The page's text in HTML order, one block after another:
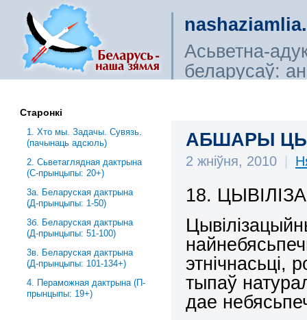
Асьветна-
беларусаў:
АБШАРЫ
2 жніўня, 2010 |
18.
этнічнасьці,
тыпаў
дае
Старонкі
1. Хто мы. Задачы. Сувязь.
(пачынаць адсюль)
2. Сьветаглядная дактрына
(С-прынцыпы: 20+)
3a. Беларуская дактрына
(Д-прынцыпы: 1-50)
3б. Беларуская дактрына
(Д-прынцыпы: 51-100)
3в. Беларуская дактрына
(Д-прынцыпы: 101-134+)
4. Пераможная дактрына (П-
прынцыпы: 19+)